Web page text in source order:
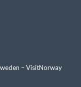
– VisitNorway